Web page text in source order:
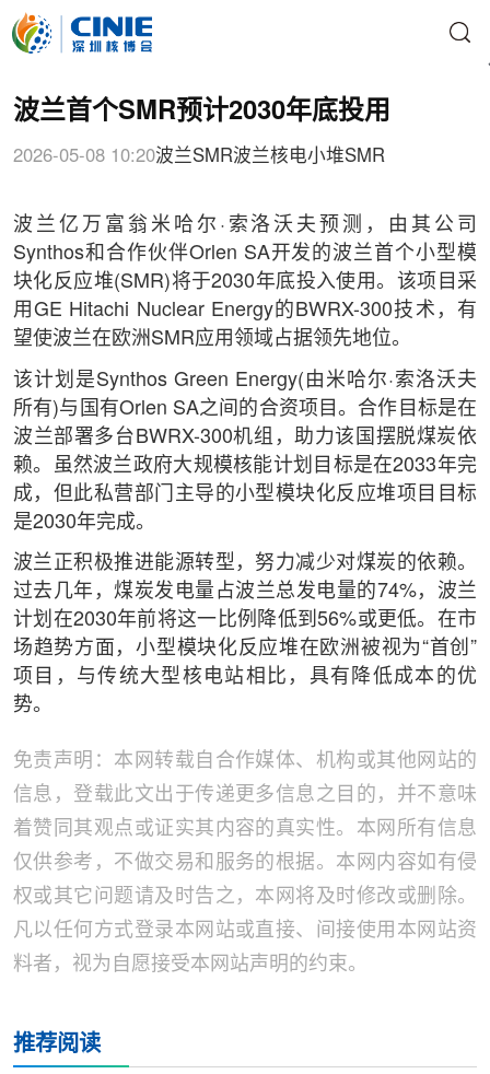
波兰首个SMR预计2030年底投用
2026-05-08 10:20波兰SMR波兰核电小堆SMR
波兰亿万富翁米哈尔·索洛沃夫预测，由其公司
Synthos和合作伙伴Orlen SA开发的波兰首个小型模
块化反应堆(SMR)将于2030年底投入使用。该项目采
用GE Hitachi Nuclear Energy的BWRX-300技术，有
望使波兰在欧洲SMR应用领域占据领先地位。
该计划是Synthos Green Energy(由米哈尔·索洛沃夫
所有)与国有Orlen SA之间的合资项目。合作目标是在
波兰部署多台BWRX-300机组，助力该国摆脱煤炭依
赖。虽然波兰政府大规模核能计划目标是在2033年完
成，但此私营部门主导的小型模块化反应堆项目目标
是2030年完成。
波兰正积极推进能源转型，努力减少对煤炭的依赖。
过去几年，煤炭发电量占波兰总发电量的74%，波兰
计划在2030年前将这一比例降低到56%或更低。在市
场趋势方面，小型模块化反应堆在欧洲被视为“首创”
项目，与传统大型核电站相比，具有降低成本的优
势。
免责声明：本网转载自合作媒体、机构或其他网站的
信息，登载此文出于传递更多信息之目的，并不意味
着赞同其观点或证实其内容的真实性。本网所有信息
仅供参考，不做交易和服务的根据。本网内容如有侵
权或其它问题请及时告之，本网将及时修改或删除。
凡以任何方式登录本网站或直接、间接使用本网站资
料者，视为自愿接受本网站声明的约束。
推荐阅读